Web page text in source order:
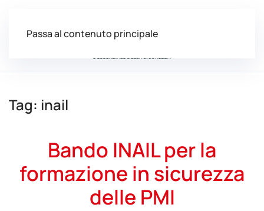
Passa al contenuto principale
Tag: inail
Bando INAIL per la
formazione in sicurezza
delle PMI